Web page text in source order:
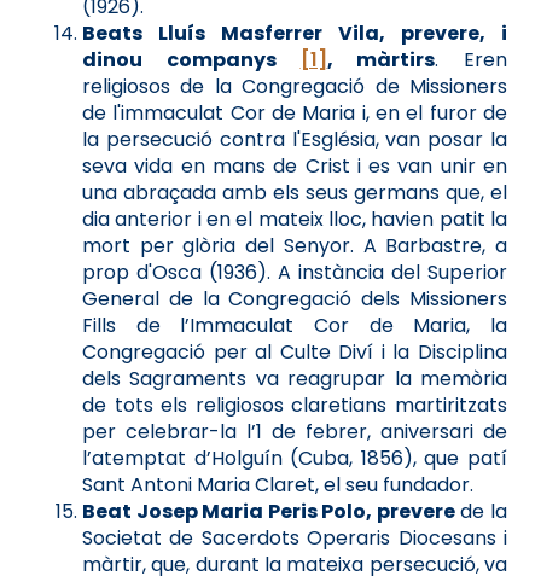
(1926).
Beats Lluís Masferrer Vila, prevere, i
dinou companys
[1], màrtirs. Eren
religiosos de la Congregació de Missioners
de l'immaculat Cor de Maria i, en el furor de
la persecució contra l'Església, van posar la
seva vida en mans de Crist i es van unir en
una abraçada amb els seus germans que, el
dia anterior i en el mateix lloc, havien patit la
mort per glòria del Senyor. A Barbastre, a
prop d'Osca (1936). A instància del Superior
General de la Congregació dels Missioners
Fills de l’Immaculat Cor de Maria, la
Congregació per al Culte Diví i la Disciplina
dels Sagraments va reagrupar la memòria
de tots els religiosos claretians martiritzats
per celebrar-la l’1 de febrer, aniversari de
l’atemptat d’Holguín (Cuba, 1856), que patí
Sant Antoni Maria Claret, el seu fundador.
Beat Josep Maria Peris Polo, preverede la
Societat de Sacerdots Operaris Diocesans i
màrtir, que, durant la mateixa persecució, va